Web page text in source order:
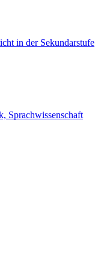
Sprachwissenschaft